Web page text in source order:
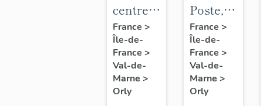
centre
de
loisirs
dit club
Gérard
Philippe
France >
Île-de-
France >
Val-de-
Marne >
Orly
Poste,
puis
annexe
de la
bibliothèque
municipale
France >
Île-de-
France >
Val-de-
Marne >
Orly